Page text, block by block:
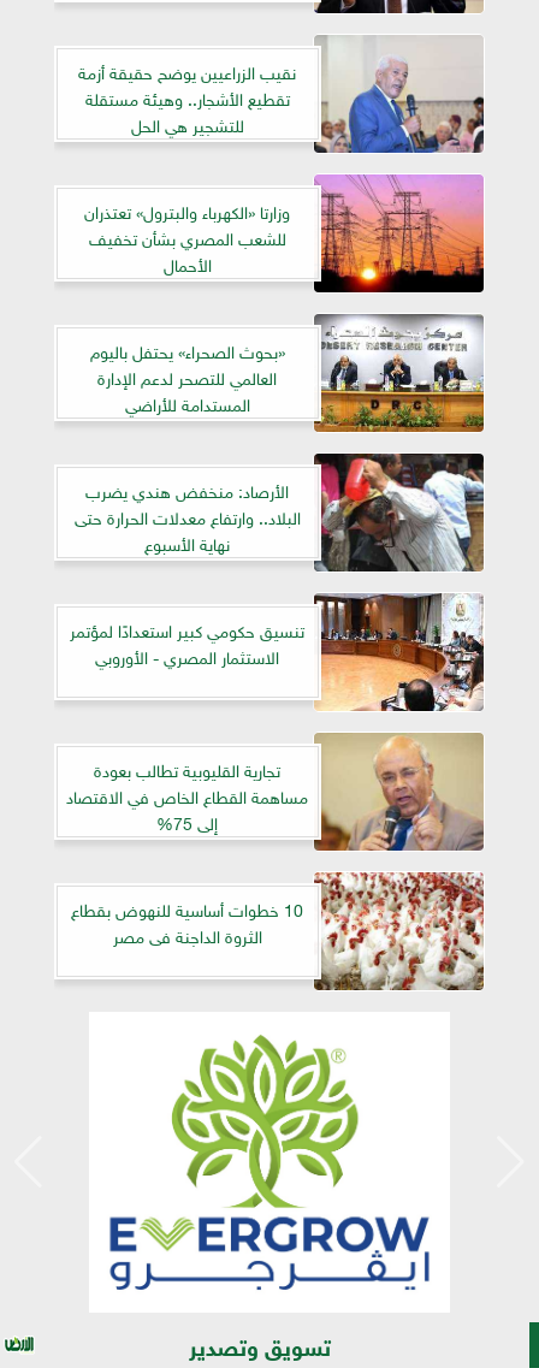
نقيب الزراعيين يوضح حقيقة أزمة
تقطيع الأشجار.. وهيئة مستقلة
للتشجير هي الحل
وزارتا «الكهرباء والبترول» تعتذران
للشعب المصري بشأن تخفيف
الأحمال
«بحوث الصحراء» يحتفل باليوم
العالمي للتصحر لدعم الإدارة
المستدامة للأراضي
الأرصاد: منخفض هندي يضرب
البلاد.. وارتفاع معدلات الحرارة حتى
نهاية الأسبوع
تنسيق حكومي كبير استعدادًا لمؤتمر
الاستثمار المصري - الأوروبي
تجارية القليوبية تطالب بعودة
مساهمة القطاع الخاص في الاقتصاد
إلى 75%
10 خطوات أساسية للنهوض بقطاع
الثروة الداجنة فى مصر
تسويق وتصدير